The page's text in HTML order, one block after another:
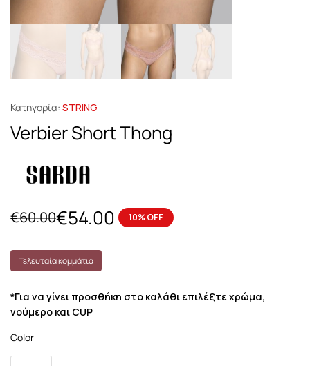
Κατηγορία: STRING
Verbier Short Thong
€60.00€54.00 10% OFF
Τελευταία κομμάτια
*Για να γίνει προσθήκη στο καλάθι επιλέξτε χρώμα,
νούμερο και CUP
Color